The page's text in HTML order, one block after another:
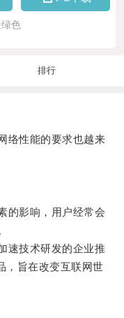
色
排行
性能的要求也越来
影响，用户经常会
技术研发的企业推
，旨在改变互联网世